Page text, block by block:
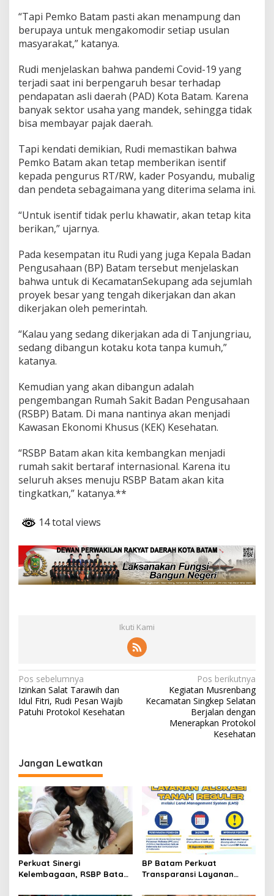
a
s
k
t
u
P
e
u
k
i
m
a
“Tapi Pemko Batam pasti akan menampung dan
berupaya untuk mengakomodir setiap usulan
masyarakat,” katanya.
Rudi menjelaskan bahwa pandemi Covid-19 yang
terjadi saat ini berpengaruh besar terhadap
pendapatan asli daerah (PAD) Kota Batam. Karena
banyak sektor usaha yang mandek, sehingga tidak
bisa membayar pajak daerah.
Tapi kendati demikian, Rudi memastikan bahwa
Pemko Batam akan tetap memberikan isentif
kepada pengurus RT/RW, kader Posyandu, mubalig
dan pendeta sebagaimana yang diterima selama ini.
“Untuk isentif tidak perlu khawatir, akan tetap kita
berikan,” ujarnya.
Pada kesempatan itu Rudi yang juga Kepala Badan
Pengusahaan (BP) Batam tersebut menjelaskan
bahwa untuk di KecamatanSekupang ada sejumlah
proyek besar yang tengah dikerjakan dan akan
dikerjakan oleh pemerintah.
“Kalau yang sedang dikerjakan ada di Tanjungriau,
sedang dibangun kotaku kota tanpa kumuh,”
katanya.
Kemudian yang akan dibangun adalah
pengembangan Rumah Sakit Badan Pengusahaan
(RSBP) Batam. Di mana nantinya akan menjadi
Kawasan Ekonomi Khusus (KEK) Kesehatan.
“RSBP Batam akan kita kembangkan menjadi
rumah sakit bertaraf internasional. Karena itu
seluruh akses menuju RSBP Batam akan kita
tingkatkan,” katanya.**
14 total views
Ikuti Kami
N
a
v
a
s
i
p
o
s
Pos sebelumnya
Izinkan Salat Tarawih dan
Idul Fitri, Rudi Pesan Wajib
Patuhi Protokol Kesehatan
Pos berikutnya
Kegiatan Musrenbang
Kecamatan Singkep Selatan
Berjalan dengan
Menerapkan Protokol
Kesehatan
Jangan Lewatkan
Perkuat Sinergi
Kelembagaan, RSBP Batam
BP Batam Perkuat
Transparansi Layanan